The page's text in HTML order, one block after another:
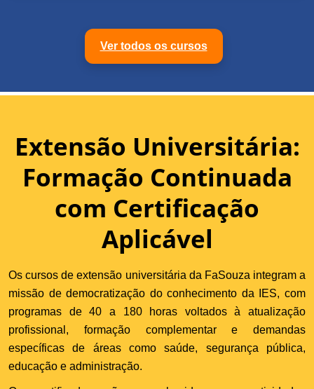
Ver todos os cursos
Extensão Universitária:
Formação Continuada
com Certificação
Aplicável
Os cursos de extensão universitária da FaSouza integram a
missão de democratização do conhecimento da IES, com
programas de 40 a 180 horas voltados à atualização
profissional, formação complementar e demandas
específicas de áreas como saúde, segurança pública,
educação e administração.